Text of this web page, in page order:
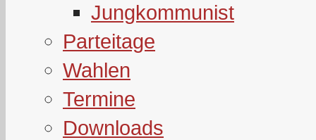
Jungkommunist
Parteitage
Wahlen
Termine
Downloads